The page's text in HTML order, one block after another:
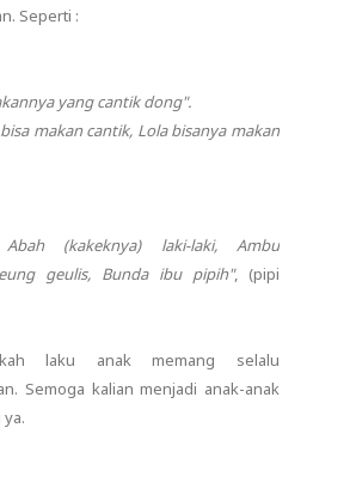
Seperti :
yang cantik dong".
makan cantik, Lola bisanya makan
(kakeknya) laki-laki, Ambu
geulis, Bunda ibu pipih", (pipi
laku anak memang selalu
Semoga kalian menjadi anak-anak